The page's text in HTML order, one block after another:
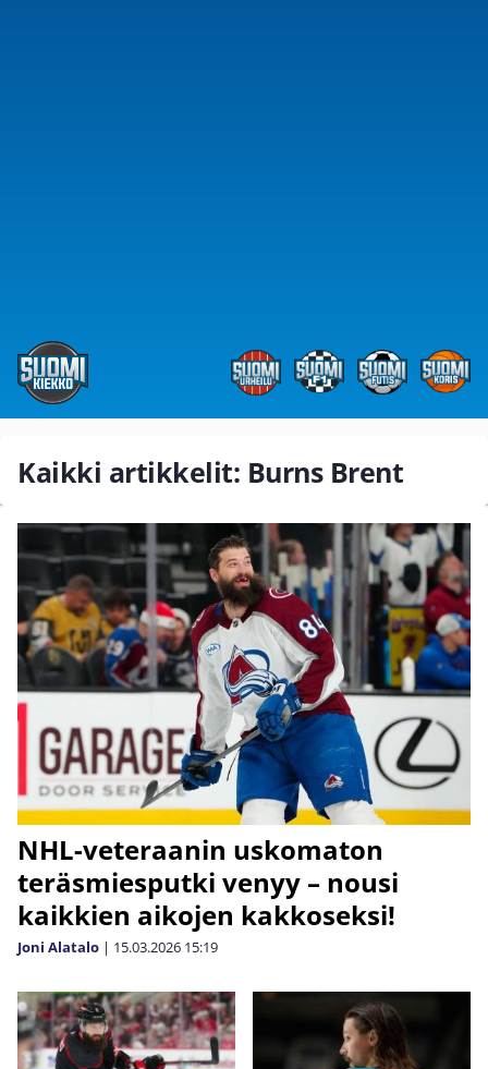
Kaikki artikkelit: Burns Brent
NHL-veteraanin uskomaton
teräsmiesputki venyy – nousi
kaikkien aikojen kakkoseksi!
Joni Alatalo | 15.03.2026 15:19